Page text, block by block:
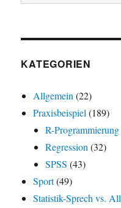
KATEGORIEN
Allgemein(22)
Praxisbeispiel(189)
R-Programmierung
Regression(32)
SPSS (43)
Sport(49)
Statistik-Sprech vs.